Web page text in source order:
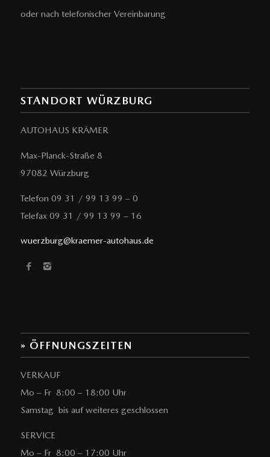
oder nach telefonischer Vereinbarung
STANDORT WÜRZBURG
AUTOHAUS KRÄMER
Max-Planck-Straße 8
97082 Würzburg
Telefon 09 31 / 99 13 99 – 0
Telefax 09 31 / 99 13 99 – 16
wuerzburg@kraemer-autohaus.de
» ÖFFNUNGSZEITEN
VERKAUF
Mo – Fr 8:00 – 18:00 Uhr
Samstag bis auf weiteres geschlossen
SERVICE
Mo – Fr 8:00 – 17:00 Uhr